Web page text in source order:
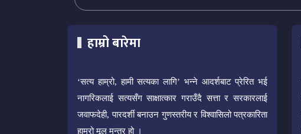
हाम्रो बारेमा
‘सत्य हाम्रो, हामी सत्यका लागि’ भन्ने आदर्शबाट प्रेरित भई
नागरिकलाई सत्यसँग साक्षात्कार गराउँदै सत्ता र सरकारलाई
जवाफदेही, पारदर्शी बनाउन गुणस्तरीय र विश्वासिलो पत्रकारिता
हाम्रो मूल मन्त्र हो ।